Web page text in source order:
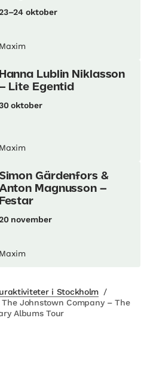
oktober
Maxim
Hanna Lublin Niklasson
Lite Egentid
oktober
Maxim
Simon Gärdenfors &
Anton Magnusson –
Festar
november
Maxim
i Stockholm /
The Johnstown Company – The
Albums Tour